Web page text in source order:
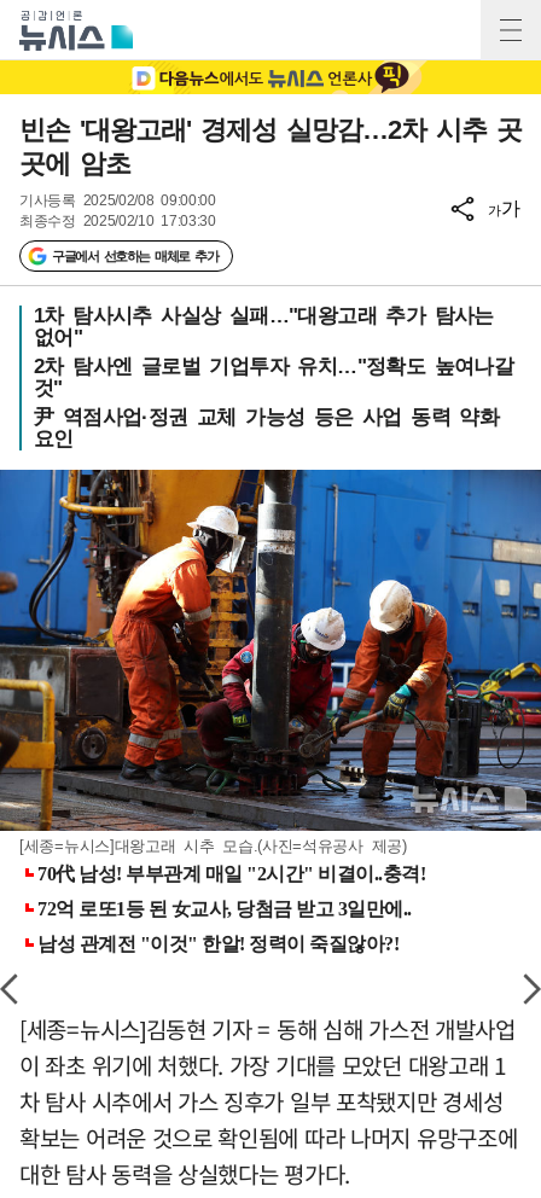
빈손 '대왕고래' 경제성 실망감…2차 시추 곳
곳에 암초
기사등록 2025/02/08 09:00:00
최종수정 2025/02/10 17:03:30
구글에서 선호하는 매체로 추가
가가
1차 탐사시추 사실상 실패…"대왕고래 추가 탐사는
없어"
2차 탐사엔 글로벌 기업투자 유치…"정확도 높여나갈
것"
尹 역점사업·정권 교체 가능성 등은 사업 동력 약화
요인
[세종=뉴시스]대왕고래 시추 모습.(사진=석유공사 제공)
[세종=뉴시스]김동현 기자 = 동해 심해 가스전 개발사업
이 좌초 위기에 처했다. 가장 기대를 모았던 대왕고래 1
차 탐사 시추에서 가스 징후가 일부 포착됐지만 경세성
확보는 어려운 것으로 확인됨에 따라 나머지 유망구조에
대한 탐사 동력을 상실했다는 평가다.